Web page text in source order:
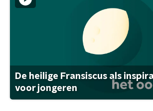
De heilige Fransiscus als
voor jongeren